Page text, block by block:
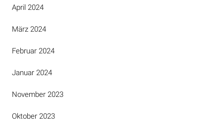
April 2024
März 2024
Februar 2024
Januar 2024
November 2023
Oktober 2023